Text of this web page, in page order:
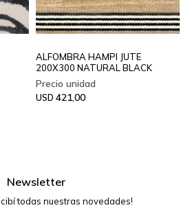
ALFOMBRA HAMPI JUTE
200X300 NATURAL BLACK
USD 421,00
Newsletter
todas nuestras novedades!